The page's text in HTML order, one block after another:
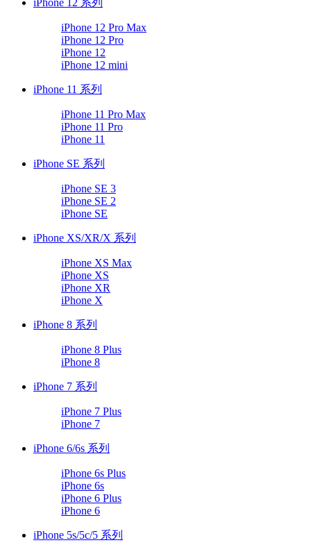
iPhone 12 系列
iPhone 12 Pro Max
iPhone 12 Pro
iPhone 12
iPhone 12 mini
iPhone 11 系列
iPhone 11 Pro Max
iPhone 11 Pro
iPhone 11
iPhone SE 系列
iPhone SE 3
iPhone SE 2
iPhone SE
iPhone XS/XR/X 系列
iPhone XS Max
iPhone XS
iPhone XR
iPhone X
iPhone 8 系列
iPhone 8 Plus
iPhone 8
iPhone 7 系列
iPhone 7 Plus
iPhone 7
iPhone 6/6s 系列
iPhone 6s Plus
iPhone 6s
iPhone 6 Plus
iPhone 6
iPhone 5s/5c/5 系列